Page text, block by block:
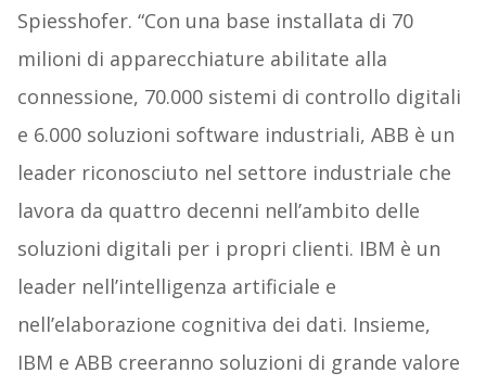
Spiesshofer. “Con una base installata di 70
milioni di apparecchiature abilitate alla
connessione, 70.000 sistemi di controllo digitali
e 6.000 soluzioni software industriali, ABB è un
leader riconosciuto nel settore industriale che
lavora da quattro decenni nell’ambito delle
soluzioni digitali per i propri clienti. IBM è un
leader nell’intelligenza artificiale e
nell’elaborazione cognitiva dei dati. Insieme,
IBM e ABB creeranno soluzioni di grande valore